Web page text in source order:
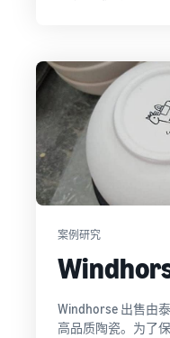
案例研究
Windhorse 出售由
高品质陶瓷。为了